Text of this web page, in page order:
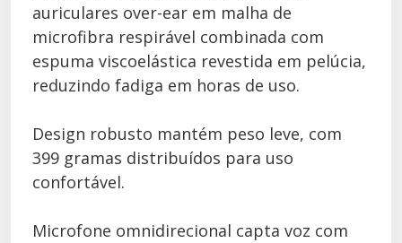
auriculares over-ear em malha de
microfibra respirável combinada com
espuma viscoelástica revestida em pelúcia,
reduzindo fadiga em horas de uso.
Design robusto mantém peso leve, com
399 gramas distribuídos para uso
confortável.
Microfone omnidirecional capta voz com